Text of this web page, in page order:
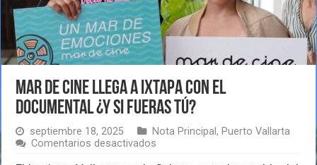
Mar de Cine llega a Ixtapa con el
documental ¿Y si fueras tú?
septiembre 18, 2025 Nota Principal, Puerto Vallarta
Comentarios desactivados